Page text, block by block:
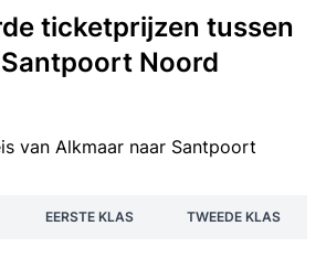
ticketprijzen tussen
Noord
van Alkmaar naar Santpoort
EERSTE KLAS TWEEDE KLAS